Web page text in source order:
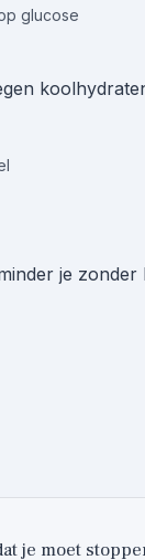
glucose
je zonder
je moet